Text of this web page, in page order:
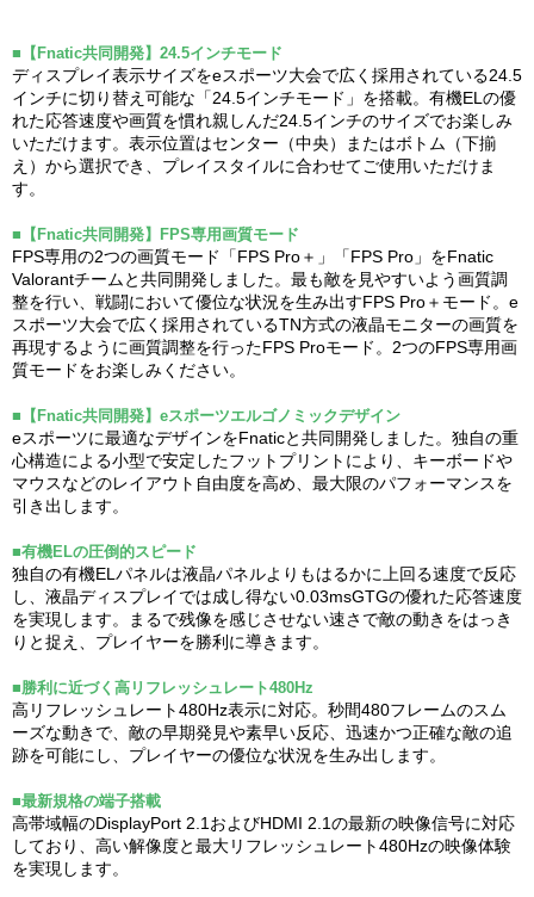
■【Fnatic共同開発】24.5インチモード
ディスプレイ表示サイズをeスポーツ大会で広く採用されている24.5
インチに切り替え可能な「24.5インチモード」を搭載。有機ELの優
れた応答速度や画質を慣れ親しんだ24.5インチのサイズでお楽しみ
いただけます。表示位置はセンター（中央）またはボトム（下揃
え）から選択でき、プレイスタイルに合わせてご使用いただけま
す。
■【Fnatic共同開発】FPS専用画質モード
FPS専用の2つの画質モード「FPS Pro＋」「FPS Pro」をFnatic
Valorantチームと共同開発しました。最も敵を見やすいよう画質調
整を行い、戦闘において優位な状況を生み出すFPS Pro＋モード。e
スポーツ大会で広く採用されているTN方式の液晶モニターの画質を
再現するように画質調整を行ったFPS Proモード。2つのFPS専用画
質モードをお楽しみください。
■【Fnatic共同開発】eスポーツエルゴノミックデザイン
eスポーツに最適なデザインをFnaticと共同開発しました。独自の重
心構造による小型で安定したフットプリントにより、キーボードや
マウスなどのレイアウト自由度を高め、最大限のパフォーマンスを
引き出します。
■有機ELの圧倒的スピード
独自の有機ELパネルは液晶パネルよりもはるかに上回る速度で反応
し、液晶ディスプレイでは成し得ない0.03msGTGの優れた応答速度
を実現します。まるで残像を感じさせない速さで敵の動きをはっき
りと捉え、プレイヤーを勝利に導きます。
■勝利に近づく高リフレッシュレート480Hz
高リフレッシュレート480Hz表示に対応。秒間480フレームのスム
ーズな動きで、敵の早期発見や素早い反応、迅速かつ正確な敵の追
跡を可能にし、プレイヤーの優位な状況を生み出します。
■最新規格の端子搭載
高帯域幅のDisplayPort 2.1およびHDMI 2.1の最新の映像信号に対応
しており、高い解像度と最大リフレッシュレート480Hzの映像体験
を実現します。